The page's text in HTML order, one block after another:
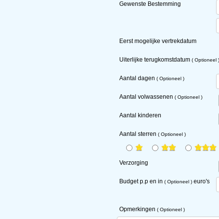
Gewenste Bestemming
Eerst mogelijke vertrekdatum
Uiterlijke terugkomstdatum ( Optioneel )
Aantal dagen ( Optioneel )
Aantal volwassenen ( Optioneel )
Aantal kinderen
Aantal sterren ( Optioneel )
Verzorging
Budgetp.pen in ( Optioneel )euro's
Opmerkingen ( Optioneel )